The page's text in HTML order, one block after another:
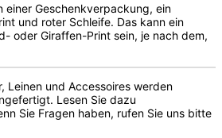
einer Geschenkverpackung, ein
und roter Schleife. Das kann ein
oder Giraffen-Print sein, je nach dem,
Leinen und Accessoires werden
Lesen Sie dazu
Sie Fragen haben, rufen Sie uns bitte